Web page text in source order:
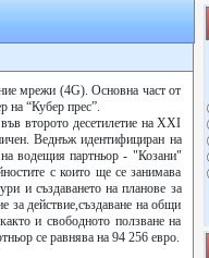
мрежи (4G). Основна част от
на “Кубер прес”.
второто десетилетие на XXI
Веднъж идентифициран на
водещия партньор - "Козани"
с които ще се занимава
и създаването на планове за
за действие,създаване на общи
и свободното ползване на
се равнява на 94 256 евро.